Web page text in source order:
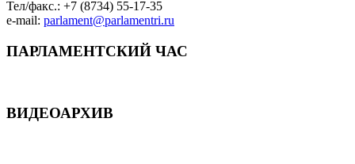
Тел/факс.: +7 (8734) 55-17-35
e-mail: parlament@parlamentri.ru
ПАРЛАМЕНТСКИЙ ЧАС
ВИДЕОАРХИВ